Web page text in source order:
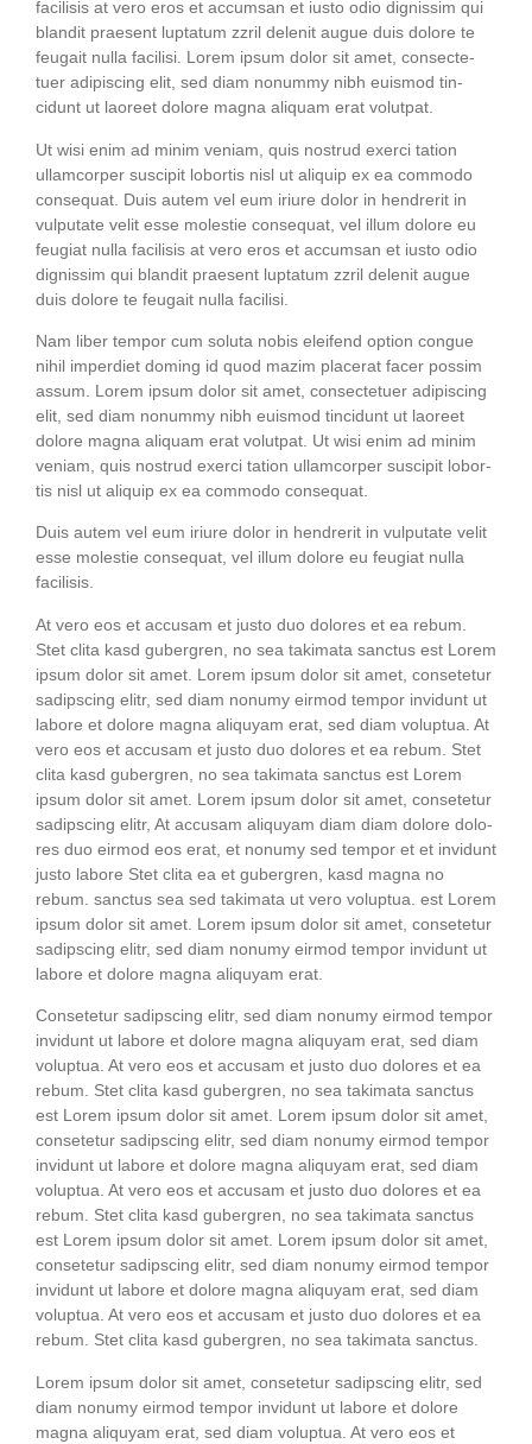
faci­li­sis at vero eros et accum­san et ius­to odio dig­nis­sim qui
blan­dit prae­sent lupt­a­tum zzril dele­nit augue duis dolo­re te
feu­gait nulla faci­li­si. Lorem ipsum dolor sit amet, con­sec­te­
tuer adi­pi­scing elit, sed diam nonum­my nibh euis­mod tin­
cidunt ut lao­reet dolo­re magna ali­quam erat volutpat.
Ut wisi enim ad minim veniam, quis nostrud exer­ci tati­on
ullam­cor­per sus­ci­pit lob­or­tis nisl ut ali­quip ex ea com­mo­do
con­se­quat. Duis autem vel eum iri­ure dolor in hendre­rit in
vul­pu­ta­te velit esse moles­tie con­se­quat, vel illum dolo­re eu
feu­gi­at nulla faci­li­sis at vero eros et accum­san et ius­to odio
dig­nis­sim qui blan­dit prae­sent lupt­a­tum zzril dele­nit augue
duis dolo­re te feu­gait nulla facilisi.
Nam liber tem­por cum solu­ta nobis eleifend opti­on con­gue
nihil imper­diet dom­ing id quod mazim pla­ce­rat facer possim
assum. Lorem ipsum dolor sit amet, con­sec­te­tuer adi­pi­scing
elit, sed diam nonum­my nibh euis­mod tin­cidunt ut lao­reet
dolo­re magna ali­quam erat volut­pat. Ut wisi enim ad minim
veniam, quis nostrud exer­ci tati­on ullam­cor­per sus­ci­pit lob­or­
tis nisl ut ali­quip ex ea com­mo­do consequat.
Duis autem vel eum iri­ure dolor in hendre­rit in vul­pu­ta­te velit
esse moles­tie con­se­quat, vel illum dolo­re eu feu­gi­at nulla
facilisis.
At vero eos et accu­sam et jus­to duo dolo­res et ea rebum.
Stet cli­ta kasd guber­gren, no sea taki­ma­ta sanc­tus est Lorem
ipsum dolor sit amet. Lorem ipsum dolor sit amet, con­sete­tur
sadipscing elitr, sed diam nonumy eirm­od tem­por invidunt ut
labo­re et dolo­re magna ali­quyam erat, sed diam volup­tua. At
vero eos et accu­sam et jus­to duo dolo­res et ea rebum. Stet
cli­ta kasd guber­gren, no sea taki­ma­ta sanc­tus est Lorem
ipsum dolor sit amet. Lorem ipsum dolor sit amet, con­sete­tur
sadipscing elitr, At accu­sam ali­quyam diam diam dolo­re dolo­
res duo eirm­od eos erat, et nonumy sed tem­por et et invidunt
jus­to labo­re Stet cli­ta ea et guber­gren, kasd magna no
rebum. sanc­tus sea sed taki­ma­ta ut vero volup­tua. est Lorem
ipsum dolor sit amet. Lorem ipsum dolor sit amet, con­sete­tur
sadipscing elitr, sed diam nonumy eirm­od tem­por invidunt ut
labo­re et dolo­re magna ali­quyam erat.
Con­sete­tur sadipscing elitr, sed diam nonumy eirm­od tem­por
invidunt ut labo­re et dolo­re magna ali­quyam erat, sed diam
volup­tua. At vero eos et accu­sam et jus­to duo dolo­res et ea
rebum. Stet cli­ta kasd guber­gren, no sea taki­ma­ta sanc­tus
est Lorem ipsum dolor sit amet. Lorem ipsum dolor sit amet,
con­sete­tur sadipscing elitr, sed diam nonumy eirm­od tem­por
invidunt ut labo­re et dolo­re magna ali­quyam erat, sed diam
volup­tua. At vero eos et accu­sam et jus­to duo dolo­res et ea
rebum. Stet cli­ta kasd guber­gren, no sea taki­ma­ta sanc­tus
est Lorem ipsum dolor sit amet. Lorem ipsum dolor sit amet,
con­sete­tur sadipscing elitr, sed diam nonumy eirm­od tem­por
invidunt ut labo­re et dolo­re magna ali­quyam erat, sed diam
volup­tua. At vero eos et accu­sam et jus­to duo dolo­res et ea
rebum. Stet cli­ta kasd guber­gren, no sea taki­ma­ta sanctus.
Lorem ipsum dolor sit amet, con­sete­tur sadipscing elitr, sed
diam nonumy eirm­od tem­por invidunt ut labo­re et dolo­re
magna ali­quyam erat, sed diam volup­tua. At vero eos et